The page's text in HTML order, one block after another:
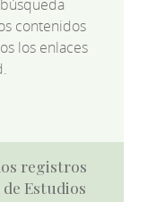
contenidos
los enlaces
registros
Estudios